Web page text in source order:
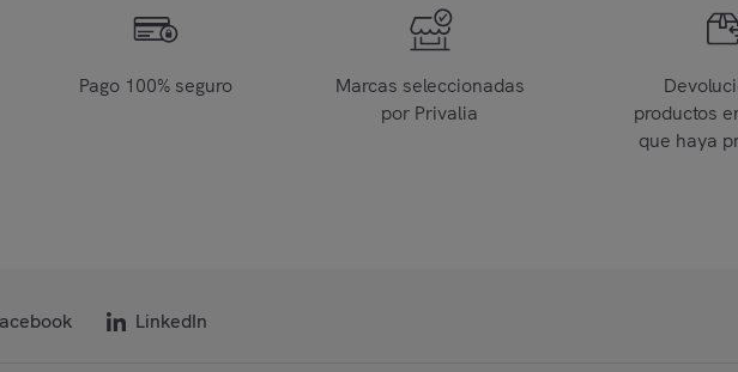
Pago 100% seguro
Marcas seleccionadas
por Privalia
productos
que haya
LinkedIn